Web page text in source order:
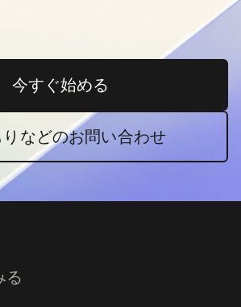
今すぐ始める新しいタブで開く
りなどのお問い合わせ
る